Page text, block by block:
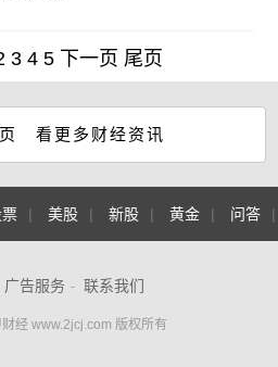
3 4 5 下一页 尾页
看更多财经资讯
| 美股 | 新股 | 黄金 | 问答
广告服务 - 联系我们
经 www.2jcj.com 版权所有